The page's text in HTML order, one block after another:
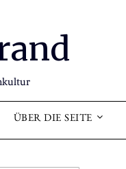
ÜBER DIE SEITE